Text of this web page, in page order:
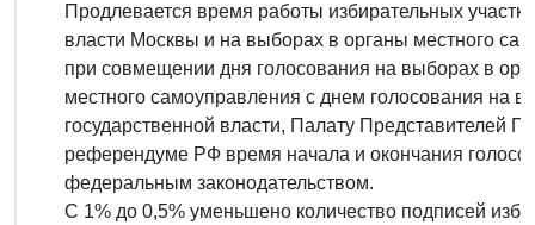
Продлевается время работы избирательных
власти Москвы и на выборах в органы местного
при совмещении дня голосования на выборах в
местного самоуправления с днем голосования на
государственной власти, Палату Представителей
референдуме РФ время начала и окончания
федеральным законодательством.
С 1% до 0,5% уменьшено количество подписей